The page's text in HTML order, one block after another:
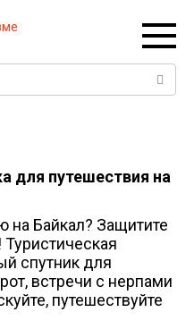
для путешествия на
на Байкал? Защитите
спутник для
встречи с нерпами
путешествуйте